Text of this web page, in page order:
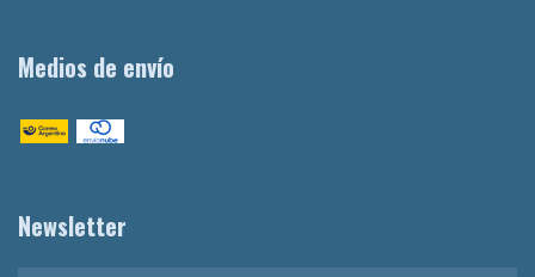
Medios de envío
Newsletter